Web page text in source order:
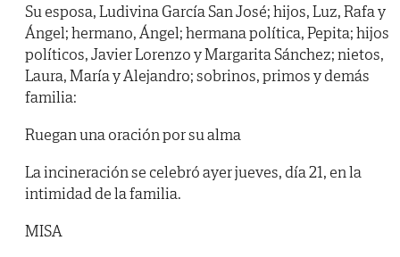
Su esposa, Ludivina García San José; hijos, Luz, Rafa y
Ángel; hermano, Ángel; hermana política, Pepita; hijos
políticos, Javier Lorenzo y Margarita Sánchez; nietos,
Laura, María y Alejandro; sobrinos, primos y demás
familia:
Ruegan una oración por su alma
La incineración se celebró ayer jueves, día 21, en la
intimidad de la familia.
MISA